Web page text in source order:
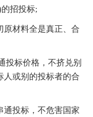
招投标;
材料全是真正、合
标价格，不挤兑别
人或别的投标者的合
投标，不危害国家